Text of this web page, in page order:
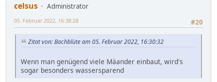
celsus
Administrator
#20
05. Februar 2022, 16:38:28
Zitat von: Bachblüte am 05. Februar 2022, 16:30:32
Wenn man genügend viele Mäander einbaut, wird's
sogar besonders wassersparend